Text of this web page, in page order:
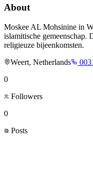
About
Moskee AL Mohsinine in
islamitische gemeenschap.
religieuze bijeenkomsten.
Weert, Netherlands
0
Followers
0
Posts